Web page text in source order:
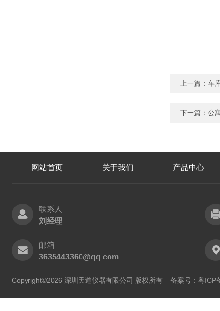
上一篇： 车
下一篇： 公
网站首页 关于我们 产品中心
联系人
刘经理
邮箱
3635443360@qq.com
Copyright©2026 深圳天道仪器有限公司 版权所有 备案号：粤ICP